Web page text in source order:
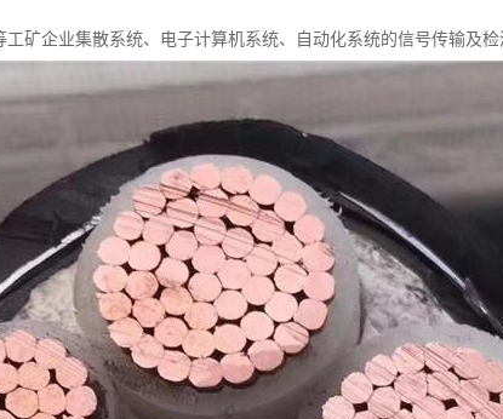
矿企业集散系统、电子计算机系统、自动化系统的信号传输及检